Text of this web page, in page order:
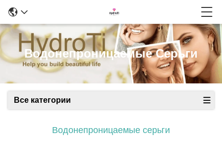
Водонепроницаемые Серьги
Все категории
Водонепроницаемые серьги